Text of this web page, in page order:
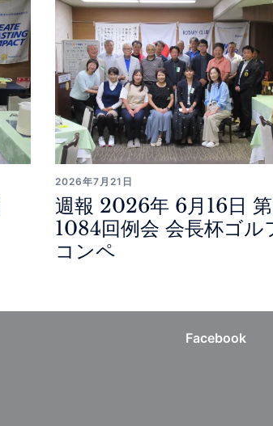
2026年7月21日
週報 2026年 6月16日 第
1084回例会 会長杯ゴル
コンペ
Facebook